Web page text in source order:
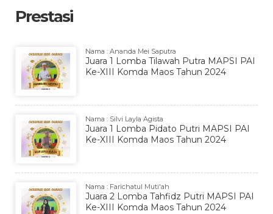
Prestasi
Nama : Ananda Mei Saputra
Juara 1 Lomba Tilawah Putra MAPSI PAI
Ke-XIII Komda Maos Tahun 2024
Nama : Silvi Layla Agista
Juara 1 Lomba Pidato Putri MAPSI PAI
Ke-XIII Komda Maos Tahun 2024
Nama : Farichatul Muti'ah
Juara 2 Lomba Tahfidz Putri MAPSI PAI
Ke-XIII Komda Maos Tahun 2024